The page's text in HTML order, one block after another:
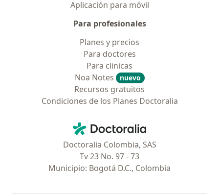
Aplicación para móvil
Para profesionales
Planes y precios
Para doctores
Para clinicas
Noa Notes
nuevo
Recursos gratuitos
Condiciones de los Planes Doctoralia
Doctoralia - Página de inicio
Doctoralia Colombia, SAS
Tv 23 No. 97 - 73
Municipio: Bogotá D.C., Colombia